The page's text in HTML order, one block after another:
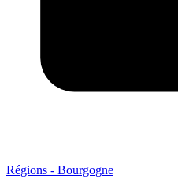
Régions - Bourgogne